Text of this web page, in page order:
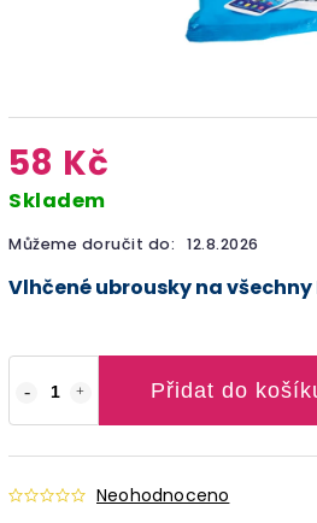
58 Kč
Skladem
Můžeme doručit do: 12.8.2026
Přidat do
Neohodnoceno
Vlhčené ubrousky na všechny